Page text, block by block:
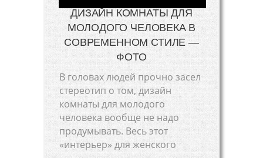
ДИЗАЙН КОМНАТЫ ДЛЯ
МОЛОДОГО ЧЕЛОВЕКА В
СОВРЕМЕННОМ СТИЛЕ —
ФОТО
В головах людей прочно засел
стереотип о том, дизайн
комнаты для молодого
человека вообще не надо
продумывать. Весь этот
«интерьер» для женского